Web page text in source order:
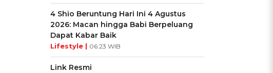
4 Shio Beruntung Hari Ini 4 Agustus
2026: Macan hingga Babi Berpeluang
Dapat Kabar Baik
Lifestyle | 06:23 WIB
Link Resmi